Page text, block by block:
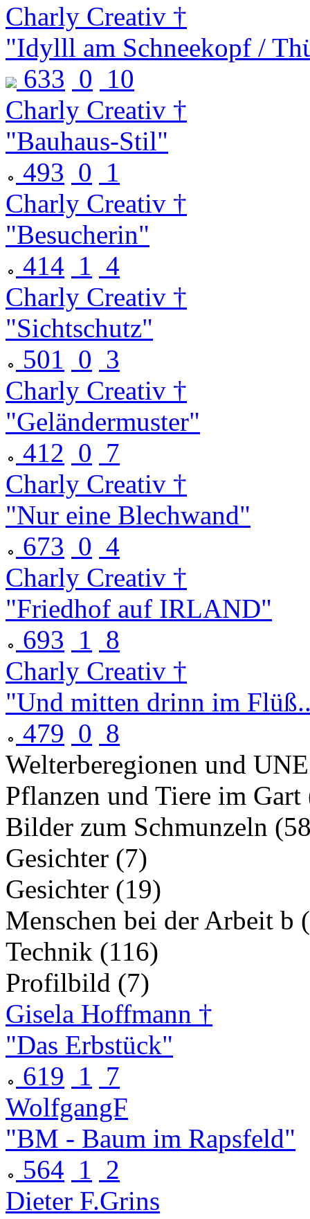
Charly Creativ †
"Idylll am Schneekopf /
633 0 10
Charly Creativ †
"Bauhaus-Stil"
493 0 1
Charly Creativ †
"Besucherin"
414 1 4
Charly Creativ †
"Sichtschutz"
501 0 3
Charly Creativ †
"Geländermuster"
412 0 7
Charly Creativ †
"Nur eine Blechwand"
673 0 4
Charly Creativ †
"Friedhof auf IRLAND"
693 1 8
Charly Creativ †
"Und mitten drinn im
479 0 8
Welterberegionen und
Pflanzen und Tiere im Gart
Bilder zum Schmunzeln
Gesichter (7)
Gesichter (19)
Menschen bei der Arbeit b
Technik (116)
Profilbild (7)
Gisela Hoffmann †
"Das Erbstück"
619 1
7
WolfgangF
"BM - Baum im Rapsfeld"
564 1 2
Dieter F.Grins